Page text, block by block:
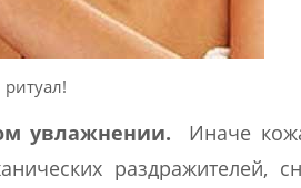
увлажнении. Иначе
раздражителей,